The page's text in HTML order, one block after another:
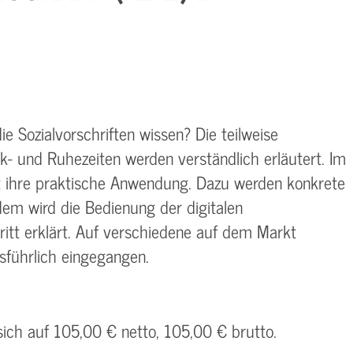
Sozialvorschriften wissen? Die teilweise
und Ruhezeiten werden verständlich erläutert. Im
praktische Anwendung. Dazu werden konkrete
wird die Bedienung der digitalen
erklärt. Auf verschiedene auf dem Markt
eingegangen.
auf 105,00 € netto, 105,00 € brutto.